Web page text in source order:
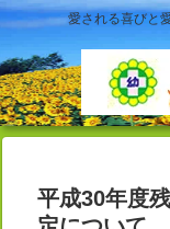
愛される喜びと
平成30年度